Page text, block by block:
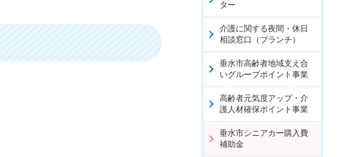
ター
介護に関する夜間・休日
相談窓口（ブランチ）
垂水市高齢者地域支え合
いグループポイント事業
高齢者元気度アップ・介
護人材確保ポイント事業
垂水市シニアカー購入費
補助金